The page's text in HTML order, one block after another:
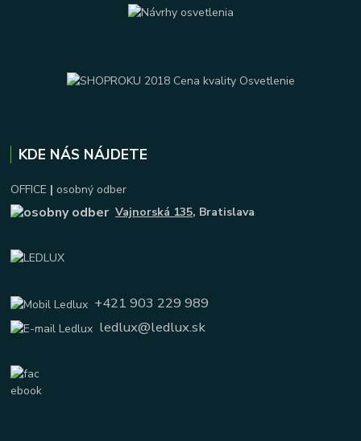
KDE NÁS NÁJDETE
OFFICE | osobný odber
Vajnorská 135, Bratislava
+421 903 229 989
ledlux@ledlux.sk